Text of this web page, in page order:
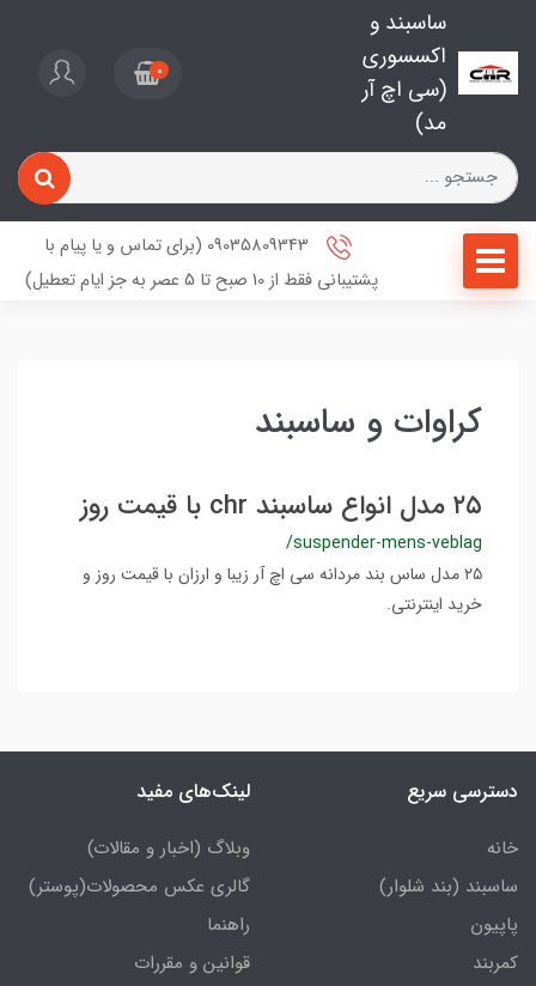
ساسبند و
اکسسوری
(سی اچ آر
مد)
0
09035809343 (برای تماس و یا پیام با
پشتیبانی فقط از 10 صبح تا 5 عصر به جز ایام تعطیل)
کراوات و ساسبند
۲۵ مدل انواع ساسبند chr با قیمت روز
/suspender-mens-veblag
۲۵ مدل ساس بند مردانه سی اچ آر زیبا و ارزان با قیمت روز و
خرید اینترنتی.
دسترسی سریع
خانه
ساسبند (بند شلوار)
پاپیون
کمربند
لینک‌های مفید
وبلاگ (اخبار و مقالات)
گالری عکس محصولات(پوستر)
راهنما
قوانین و مقررات